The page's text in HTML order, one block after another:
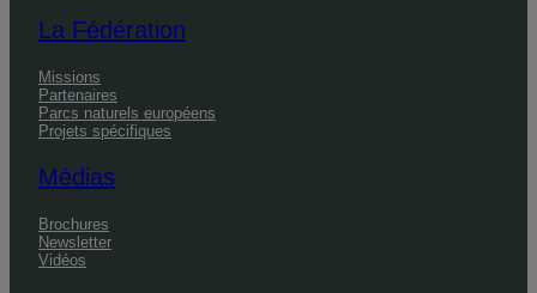
La Fédération
Missions
Partenaires
Parcs naturels européens
Projets spécifiques
Médias
Brochures
Newsletter
Vidéos